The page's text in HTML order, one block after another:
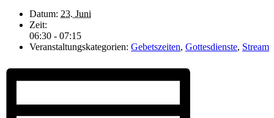
Datum: 23. Juni
Zeit:
06:30 - 07:15
Veranstaltungskategorien: Gebetszeiten, Gottesdienste, Stream